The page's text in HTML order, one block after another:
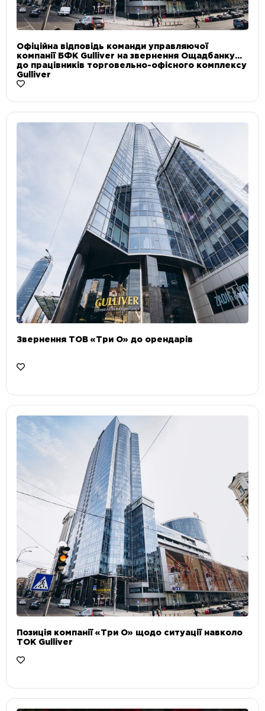
Офіційна відповідь команди управляючої
компанії БФК Gulliver на звернення Ощадбанку
до працівників торговельно-офісного комплексу
Gulliver
Звернення ТОВ «Три О» до орендарів
Позиція компанії «Три О» щодо ситуації навколо
ТОК Gulliver